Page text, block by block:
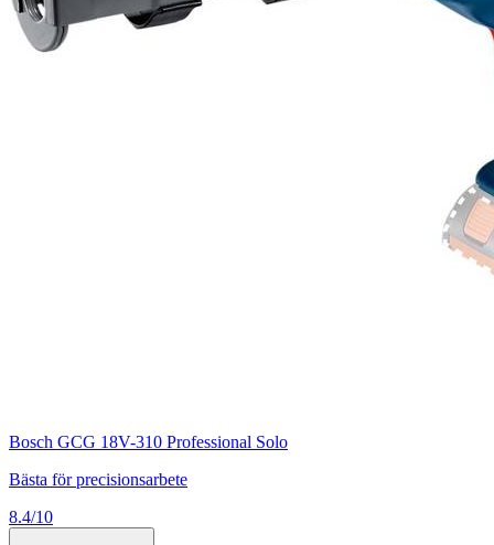
Bosch GCG 18V-310 Professional Solo
Bästa för precisionsarbete
8.4/10